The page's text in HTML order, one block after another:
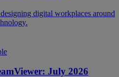
digital workplaces around
July 2026